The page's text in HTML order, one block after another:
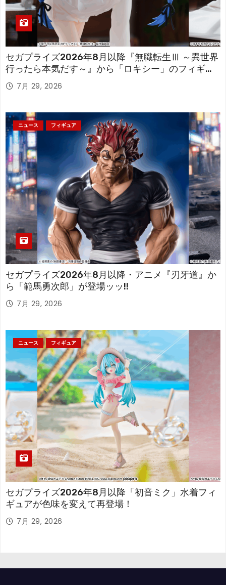
セガプライズ2026年8月以降『無職転生Ⅲ ～異世界
行ったら本気だす～』から「ロキシー」のフィギュ
アが登場！
7月 29, 2026
ニュース フィギュア
セガプライズ2026年8月以降・アニメ『刃牙道』か
ら「範馬勇次郎」が登場ッッ!!
7月 29, 2026
ニュース フィギュア
セガプライズ2026年8月以降「初音ミク」水着フィ
ギュアが色味を変えて再登場！
7月 29, 2026